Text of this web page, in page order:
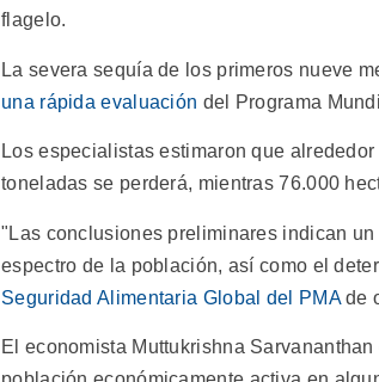
flagelo.
La severa sequía de los primeros nueve
una rápida evaluación del Programa
Los especialistas estimaron que
toneladas se perderá, mientras 76.000
"Las conclusiones preliminares indican
espectro de la población, así como el
Seguridad Alimentaria Global del PMAde
El economista Muttukrishna